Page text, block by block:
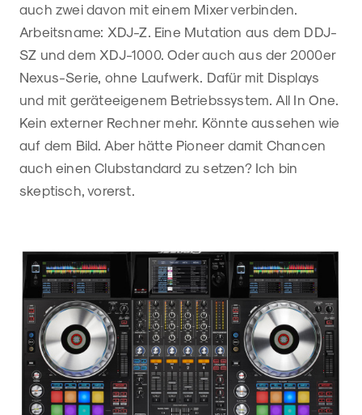
auch zwei davon mit einem Mixer verbinden.
Arbeitsname: XDJ-Z. Eine Mutation aus dem DDJ-
SZ und dem XDJ-1000. Oder auch aus der 2000er
Nexus-Serie, ohne Laufwerk. Dafür mit Displays
und mit geräteeigenem Betriebssystem. All In One.
Kein externer Rechner mehr. Könnte aussehen wie
auf dem Bild. Aber hätte Pioneer damit Chancen
auch einen Clubstandard zu setzen? Ich bin
skeptisch, vorerst.